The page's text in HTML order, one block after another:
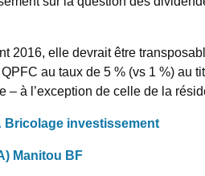
2016, elle devrait être
au taux de 5 % (vs 1 %)
– à l’exception de celle de la
Bricolage investissement
Manitou BF